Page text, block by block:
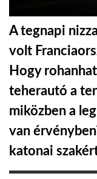
GLOBOTV BP
HÍR3D
TROPICALMAGAZIN
A tegnapi
volt
Hogy
teherautó a
miközben a
van
katonai